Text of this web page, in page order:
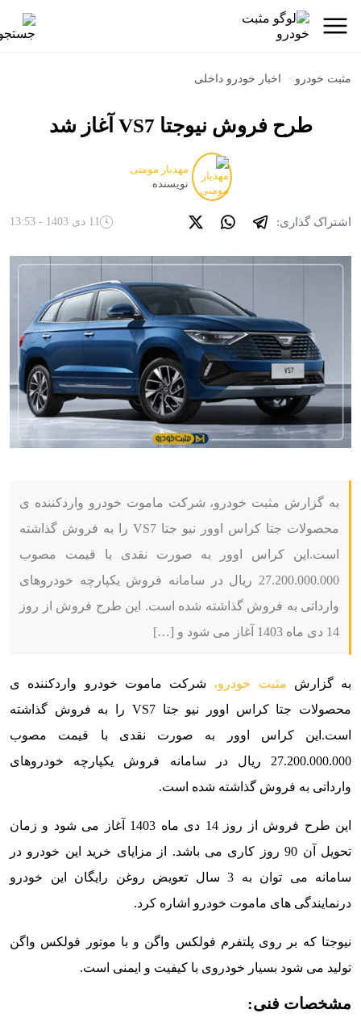
مثبت خودرو> اخبار خودرو داخلی
طرح فروش نیوجتا VS7 آغاز شد
مهدیار مومنی
نویسنده
اشتراک گذاری: 11 دی 1403 - 13:53
به گزارش مثبت خودرو، شرکت ماموت خودرو واردکننده ی
محصولات جتا کراس اوور نیو جتا VS7 را به فروش گذاشته
است.این کراس اوور به صورت نقدی با قیمت مصوب
27.200.000.000 ریال در سامانه فروش یکپارچه خودروهای
وارداتی به فروش گذاشته شده است. این طرح فروش از روز
14 دی ماه 1403 آغاز می شود و […]
به گزارش مثبت خودرو،
شرکت ماموت خودرو واردکننده ی
محصولات جتا کراس اوور نیو جتا VS7 را به فروش گذاشته
است.این کراس اوور به صورت نقدی با قیمت مصوب
27.200.000.000 ریال در سامانه فروش یکپارچه خودروهای
وارداتی به فروش گذاشته شده است.
این طرح فروش از روز 14 دی ماه 1403 آغاز می شود و زمان
تحویل آن 90 روز کاری می باشد. از مزایای خرید این خودرو در
سامانه می توان به 3 سال تعویض روغن رایگان این خودرو
درنمایندگی های ماموت خودرو اشاره کرد.
نیوجتا که بر روی پلتفرم فولکس واگن و با موتور فولکس واگن
تولید می شود بسیار خودروی با کیفیت و ایمنی است.
مشخصات فنی: